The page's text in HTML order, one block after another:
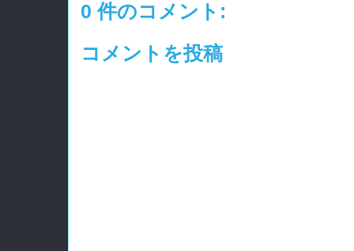
0 件のコメント:
コメントを投稿